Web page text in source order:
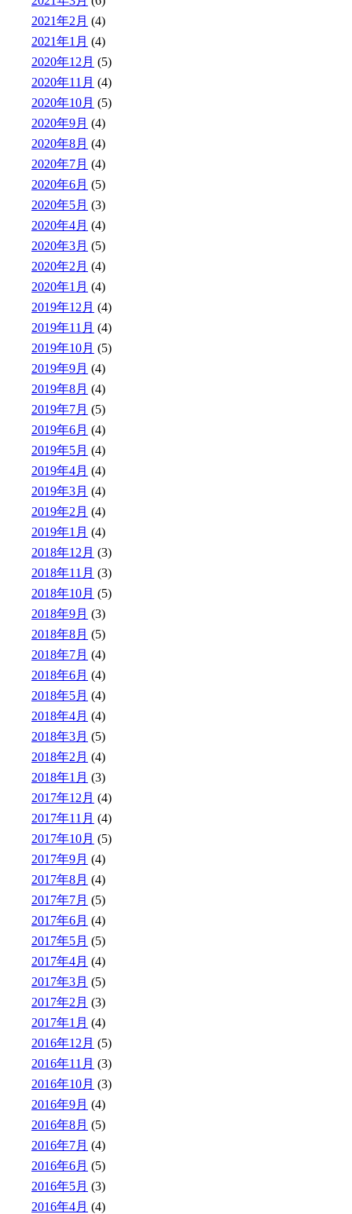
2021年2月 (4)
2021年1月 (4)
2020年12月 (5)
2020年11月 (4)
2020年10月 (5)
2020年9月 (4)
2020年8月 (4)
2020年7月 (4)
2020年6月 (5)
2020年5月 (3)
2020年4月 (4)
2020年3月 (5)
2020年2月 (4)
2020年1月 (4)
2019年12月 (4)
2019年11月 (4)
2019年10月 (5)
2019年9月 (4)
2019年8月 (4)
2019年7月 (5)
2019年6月 (4)
2019年5月 (4)
2019年4月 (4)
2019年3月 (4)
2019年2月 (4)
2019年1月 (4)
2018年12月 (3)
2018年11月 (3)
2018年10月 (5)
2018年9月 (3)
2018年8月 (5)
2018年7月 (4)
2018年6月 (4)
2018年5月 (4)
2018年4月 (4)
2018年3月 (5)
2018年2月 (4)
2018年1月 (3)
2017年12月 (4)
2017年11月 (4)
2017年10月 (5)
2017年9月 (4)
2017年8月 (4)
2017年7月 (5)
2017年6月 (4)
2017年5月 (5)
2017年4月 (4)
2017年3月 (5)
2017年2月 (3)
2017年1月 (4)
2016年12月 (5)
2016年11月 (3)
2016年10月 (3)
2016年9月 (4)
2016年8月 (5)
2016年7月 (4)
2016年6月 (5)
2016年5月 (3)
2016年4月 (4)